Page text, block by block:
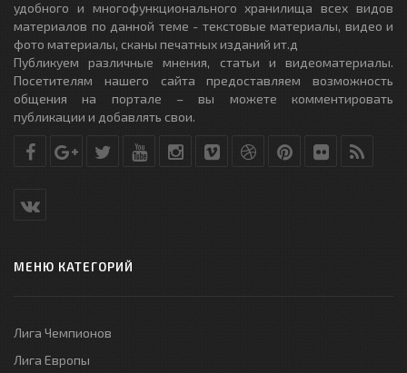
удобного и многофункционального хранилища всех видов
материалов по данной теме - текстовые материалы, видео и
фото материалы, сканы печатных изданий ит.д
Публикуем различные мнения, статьи и видеоматериалы.
Посетителям нашего сайта предоставляем возможность
общения на портале – вы можете комментировать
публикации и добавлять свои.
МЕНЮ КАТЕГОРИЙ
Лига Чемпионов
Лига Европы